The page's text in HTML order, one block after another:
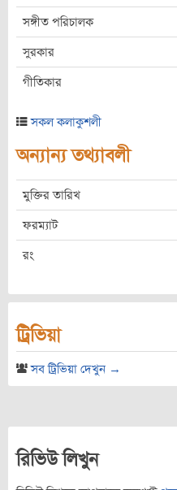
সঙ্গীত পরিচালক
সুরকার
গীতিকার
সকল কলাকুশলী
অন্যান্য তথ্যাবলী
মুক্তির তারিখ
ফরম্যাট
রং
ট্রিভিয়া
সব ট্রিভিয়া দেখুন →
রিভিউ লিখুন